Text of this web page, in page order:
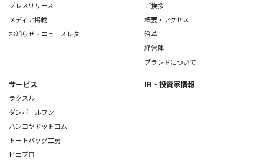
プレスリリース
メディア掲載
お知らせ・ニュースレター
ご挨拶
概要・アクセス
沿革
経営陣
ブランドについて
サービス
ラクスル
ダンボールワン
ハンコヤドットコム
トートバッグ工房
ビニプロ
IR・投資家情報